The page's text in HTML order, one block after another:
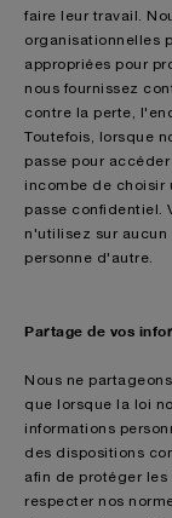
faire leur travail.
organisationnelles
appropriées pour
nous fournissez
contre la perte,
Toutefois, lorsque
passe pour
incombe de choisir
passe confidentiel.
n'utilisez sur aucun
personne d'autre.
Partage de vos
Nous ne
que lorsque la loi
informations
des dispositions
afin de protéger
respecter nos